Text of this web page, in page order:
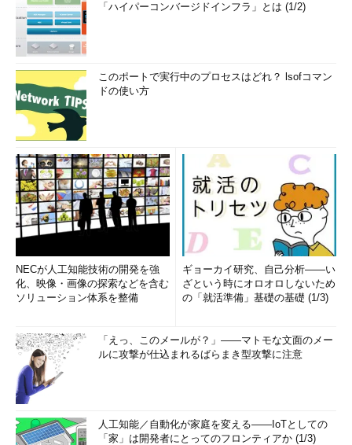
「ハイパーコンバージドインフラ」とは (1/2)
このポートで実行中のプロセスはどれ？ lsofコマン
ドの使い方
NECが人工知能技術の開発を強
化、映像・画像の探索などを含む
ソリューション体系を整備
ギョーカイ研究、自己分析――い
ざという時にオロオロしないため
の「就活準備」基礎の基礎 (1/3)
「えっ、このメールが？」――マトモな文面のメー
ルに攻撃が仕込まれるばらまき型攻撃に注意
人工知能／自動化が家庭を変える――IoTとしての
「家」は開発者にとってのフロンティアか (1/3)